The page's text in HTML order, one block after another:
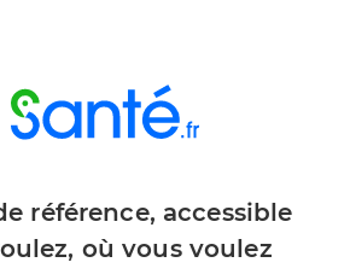
référence, accessible
où vous voulez